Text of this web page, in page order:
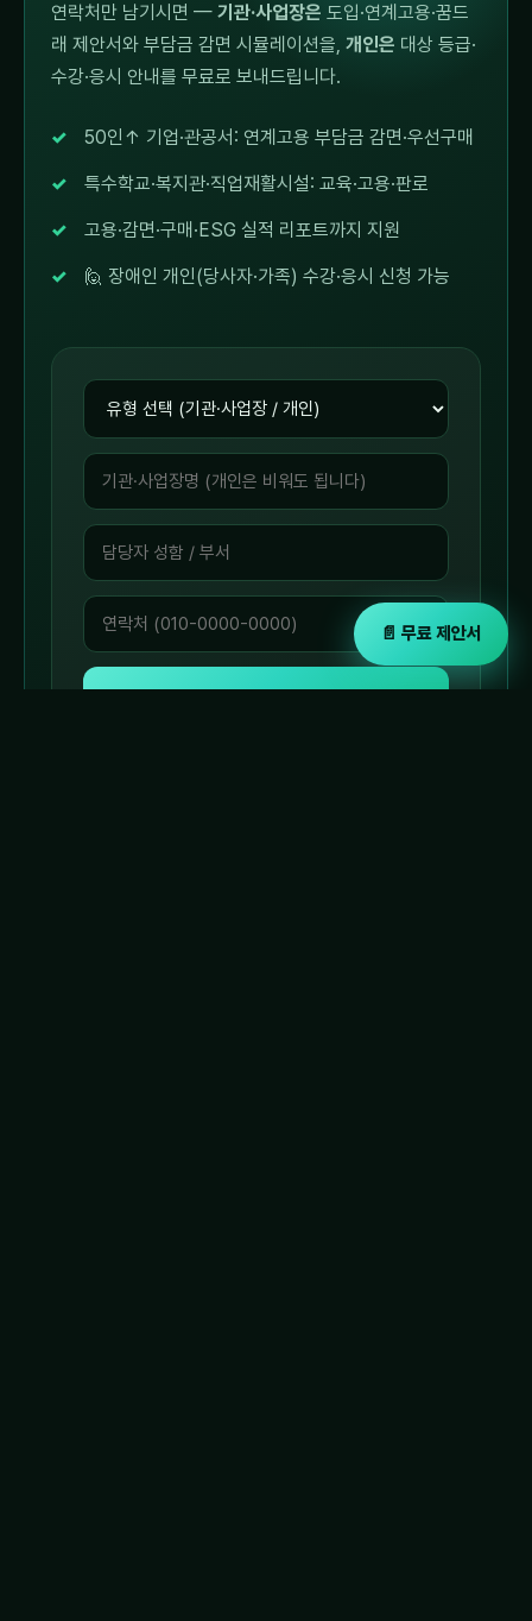
연락처만 남기시면 — 기관·사업장은 도입·연계고용·꿈드
래 제안서와 부담금 감면 시뮬레이션을, 개인은 대상 등급·
수강·응시 안내를 무료로 보내드립니다.
50인↑ 기업·관공서: 연계고용 부담금 감면·우선구매
특수학교·복지관·직업재활시설: 교육·고용·판로
고용·감면·구매·ESG 실적 리포트까지 지원
🙋 장애인 개인(당사자·가족) 수강·응시 신청 가능
📄 무료 제안서